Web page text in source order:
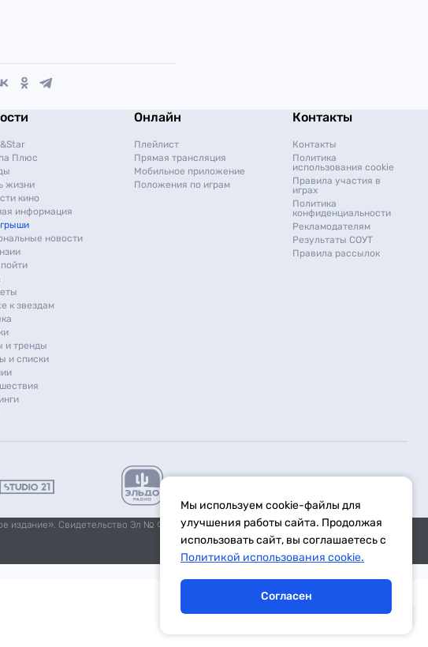
Плюс
жизни
кино
информация
новости
к звездам
и тренды
и списки
Онлайн
Плейлист
Прямая трансляция
Мобильное приложение
Положения по играм
Контакты
Контакты
Политика
использования cookie
Правила участия в
играх
Политика
конфиденциальности
Рекламодателям
Результаты СОУТ
Правила рассылок
издание». Свидетельство Эл № ФС77-59972 от 21.11.2014 выдано Федеральной
Мы используем cookie-файлы для
улучшения работы сайта. Продолжая
использовать сайт, вы соглашаетесь с
Политикой использования cookie.
Согласен